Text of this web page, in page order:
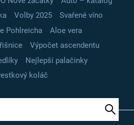
Volby 2025
Svařené víno
Pohlreicha
Aloe vera
Výpočet ascendentu
Nejlepší palačinky
koláč